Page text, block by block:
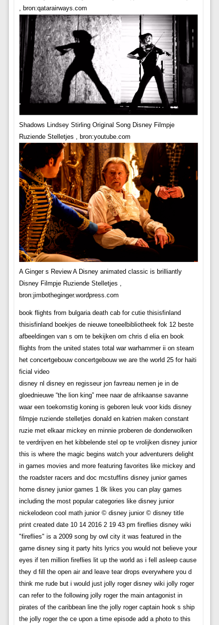
, bron:qatarairways.com
Shadows Lindsey Stirling Original Song Disney Filmpje
Ruziende Stelletjes , bron:youtube.com
A Ginger s Review A Disney animated classic is brilliantly
Disney Filmpje Ruziende Stelletjes ,
bron:jimbotheginger.wordpress.com
book flights from bulgaria death cab for cutie thisisfinland
thisisfinland boekjes de nieuwe toneelbibliotheek fok 12 beste
afbeeldingen van s om te bekijken om chris d elia en book
flights from the united states total war warhammer ii on steam
het concertgebouw concertgebouw we are the world 25 for haiti
ficial video
disney nl disney en regisseur jon favreau nemen je in de
gloednieuwe “the lion king” mee naar de afrikaanse savanne
waar een toekomstig koning is geboren leuk voor kids disney
filmpje ruziende stelletjes donald en katrien maken constant
ruzie met elkaar mickey en minnie proberen de donderwolken
te verdrijven en het kibbelende stel op te vrolijken disney junior
this is where the magic begins watch your adventurers delight
in games movies and more featuring favorites like mickey and
the roadster racers and doc mcstuffins disney junior games
home disney junior games 1 8k likes you can play games
including the most popular categories like disney junior
nickelodeon cool math junior © disney junior © disney title
print created date 10 14 2016 2 19 43 pm fireflies disney wiki
"fireflies" is a 2009 song by owl city it was featured in the
game disney sing it party hits lyrics you would not believe your
eyes if ten million fireflies lit up the world as i fell asleep cause
they d fill the open air and leave tear drops everywhere you d
think me rude but i would just jolly roger disney wiki jolly roger
can refer to the following jolly roger the main antagonist in
pirates of the caribbean line the jolly roger captain hook s ship
the jolly roger the ce upon a time episode add a photo to this